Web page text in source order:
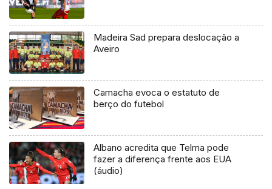
Madeira Sad prepara deslocação a
Aveiro
Camacha evoca o estatuto de
berço do futebol
Albano acredita que Telma pode
fazer a diferença frente aos EUA
(áudio)